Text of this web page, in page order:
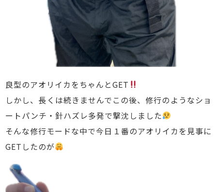
良型のアオリイカをちゃんとGET
しかし、長くは続きませんでこの後、修行のようなショ
ートパンチ・針ハズレ多発で撃沈しました
そんな修行モードな中で今日１番のアオリイカを見事に
GETしたのが